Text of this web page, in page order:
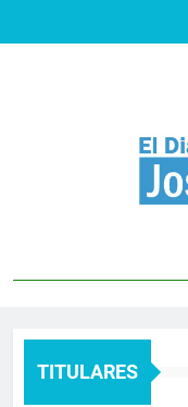
TITULARES